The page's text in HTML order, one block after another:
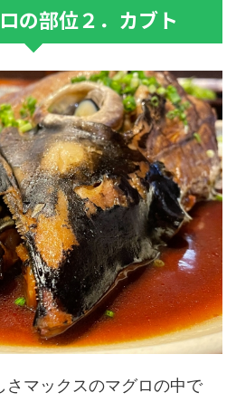
の部位２．カブト
さマックスのマグロの中で